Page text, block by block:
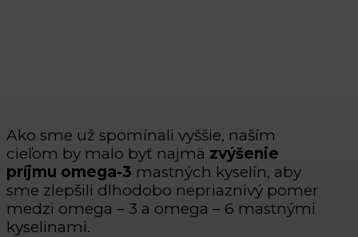
Ako sme už spomínali vyššie, naším
cieľom by malo byť najmä zvýšenie
príjmu omega-3 mastných kyselín, aby
sme zlepšili dlhodobo nepriaznivý pomer
medzi omega – 3 a omega – 6 mastnými
kyselinami.